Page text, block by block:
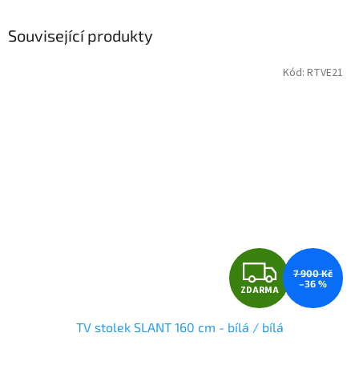
Související produkty
Z
D
A
ZDARMA
7 900 Kč
–36 %
TV stolek SLANT 160 cm - bílá / bílá
Kód: RTVE21